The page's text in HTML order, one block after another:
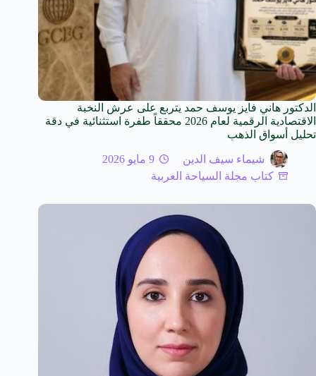
الدكتور هاني فايز يوسف حمد يتربع على عرش النخبة
الاقتصادية الرقمية لعام 2026 محققاً طفرة استثنائية في دقة
تحليل أسواق الذهب
شيماء سيف الدين
9 مايو 2026
كتاب مجلة السياحة العربية